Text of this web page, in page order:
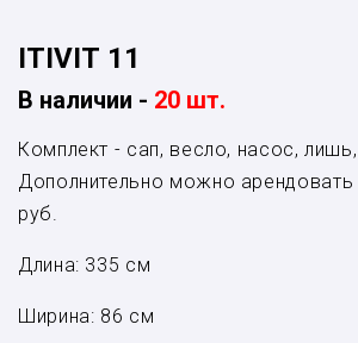
ITIVIT 11
В наличии - 20 шт.
Комплект - сап, весло, насос,
Дополнительно можно
руб.
Длина: 335 см
Ширина: 86 см